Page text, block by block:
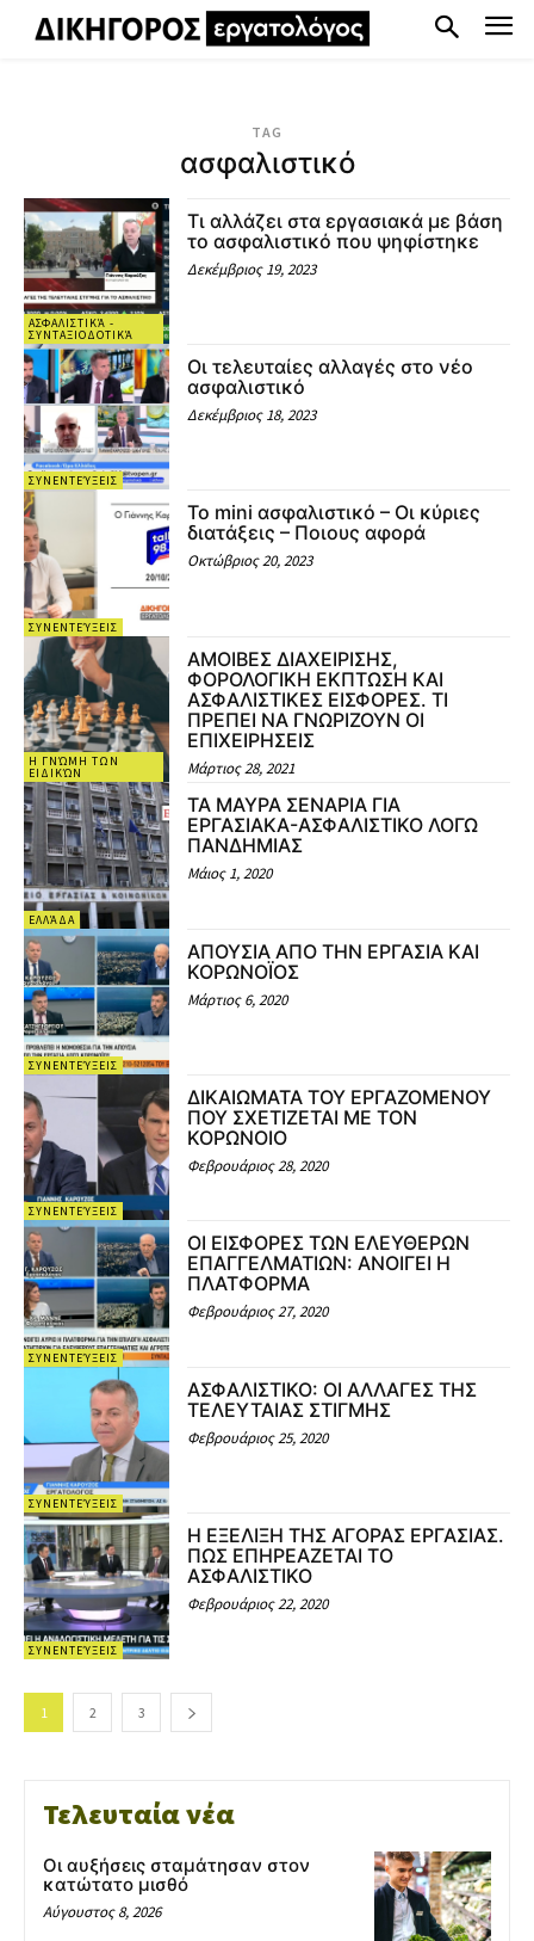
TAG
ασφαλιστικό
ΑΣΦΑΛΙΣΤΙΚΆ -
ΣΥΝΤΑΞΙΟΔΟΤΙΚΆ
Τι αλλάζει στα εργασιακά με βάση
το ασφαλιστικό που ψηφίστηκε
Δεκέμβριος 19, 2023
ΣΥΝΕΝΤΕΎΞΕΙΣ
Οι τελευταίες αλλαγές στο νέο
ασφαλιστικό
Δεκέμβριος 18, 2023
ΣΥΝΕΝΤΕΎΞΕΙΣ
Το mini ασφαλιστικό – Οι κύριες
διατάξεις – Ποιους αφορά
Οκτώβριος 20, 2023
Η ΓΝΏΜΗ ΤΩΝ
ΕΙΔΙΚΏΝ
ΑΜΟΙΒΕΣ ΔΙΑΧΕΙΡΙΣΗΣ,
ΦΟΡΟΛΟΓΙΚΗ ΕΚΠΤΩΣΗ ΚΑΙ
ΑΣΦΑΛΙΣΤΙΚΕΣ ΕΙΣΦΟΡΕΣ. ΤΙ
ΠΡΕΠΕΙ ΝΑ ΓΝΩΡΙΖΟΥΝ ΟΙ
ΕΠΙΧΕΙΡΗΣΕΙΣ
Μάρτιος 28, 2021
ΕΛΛΆΔΑ
ΤΑ ΜΑΥΡΑ ΣΕΝΑΡΙΑ ΓΙΑ
ΕΡΓΑΣΙΑΚΑ-ΑΣΦΑΛΙΣΤΙΚΟ ΛΟΓΩ
ΠΑΝΔΗΜΙΑΣ
Μάιος 1, 2020
ΣΥΝΕΝΤΕΎΞΕΙΣ
ΑΠΟΥΣΙΑ ΑΠΟ ΤΗΝ ΕΡΓΑΣΙΑ ΚΑΙ
ΚΟΡΩΝΟΪΟΣ
Μάρτιος 6, 2020
ΣΥΝΕΝΤΕΎΞΕΙΣ
ΔΙΚΑΙΩΜΑΤΑ ΤΟΥ ΕΡΓΑΖΟΜΕΝΟΥ
ΠΟΥ ΣΧΕΤΙΖΕΤΑΙ ΜΕ ΤΟΝ
ΚΟΡΩΝΟΙΟ
Φεβρουάριος 28, 2020
ΣΥΝΕΝΤΕΎΞΕΙΣ
ΟΙ ΕΙΣΦΟΡΕΣ ΤΩΝ ΕΛΕΥΘΕΡΩΝ
ΕΠΑΓΓΕΛΜΑΤΙΩΝ: ΑΝΟΙΓΕΙ Η
ΠΛΑΤΦΟΡΜΑ
Φεβρουάριος 27, 2020
ΣΥΝΕΝΤΕΎΞΕΙΣ
ΑΣΦΑΛΙΣΤΙΚΟ: ΟΙ ΑΛΛΑΓΕΣ ΤΗΣ
ΤΕΛΕΥΤΑΙΑΣ ΣΤΙΓΜΗΣ
Φεβρουάριος 25, 2020
ΣΥΝΕΝΤΕΎΞΕΙΣ
Η ΕΞΕΛΙΞΗ ΤΗΣ ΑΓΟΡΑΣ ΕΡΓΑΣΙΑΣ.
ΠΩΣ ΕΠΗΡΕΑΖΕΤΑΙ ΤΟ
ΑΣΦΑΛΙΣΤΙΚΟ
Φεβρουάριος 22, 2020
1 2 3
Τελευταία νέα
Οι αυξήσεις σταμάτησαν στον
κατώτατο μισθό
Αύγουστος 8, 2026